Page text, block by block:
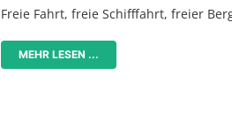
Freie Fahrt, freie Schifffahrt, freier
MEHR LESEN ...